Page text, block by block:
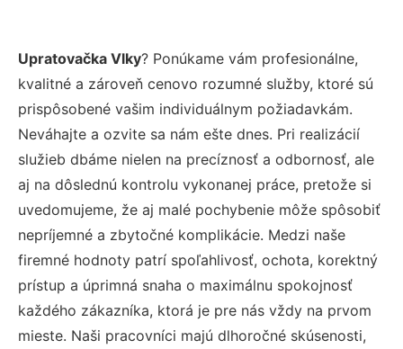
Upratovačka Vlky? Ponúkame vám profesionálne,
kvalitné a zároveň cenovo rozumné služby, ktoré sú
prispôsobené vašim individuálnym požiadavkám.
Neváhajte a ozvite sa nám ešte dnes. Pri realizácií
služieb dbáme nielen na precíznosť a odbornosť, ale
aj na dôslednú kontrolu vykonanej práce, pretože si
uvedomujeme, že aj malé pochybenie môže spôsobiť
nepríjemné a zbytočné komplikácie. Medzi naše
firemné hodnoty patrí spoľahlivosť, ochota, korektný
prístup a úprimná snaha o maximálnu spokojnosť
každého zákazníka, ktorá je pre nás vždy na prvom
mieste. Naši pracovníci majú dlhoročné skúsenosti,